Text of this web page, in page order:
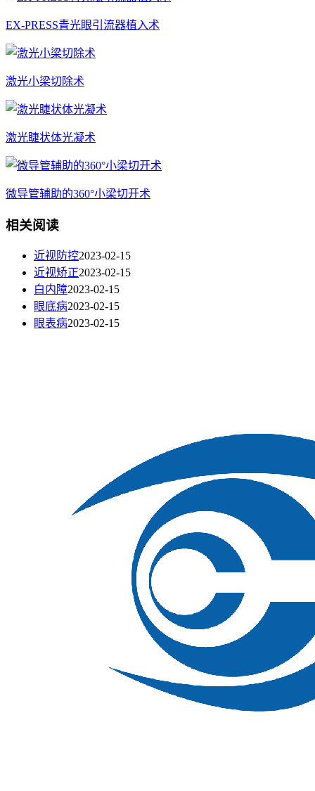
EX-PRESS青光眼引流器植入术
激光小梁切除术
激光睫状体光凝术
微导管辅助的360°小梁切开术
相关阅读
近视防控2023-02-15
近视矫正2023-02-15
白内障2023-02-15
眼底病2023-02-15
眼表病2023-02-15